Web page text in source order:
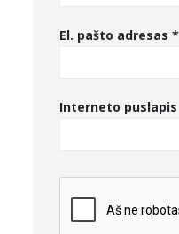
El. pašto adresas *
Interneto puslapis